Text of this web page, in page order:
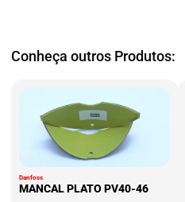
Conheça outros Produtos:
Danfoss
MANCAL PLATO PV40-46